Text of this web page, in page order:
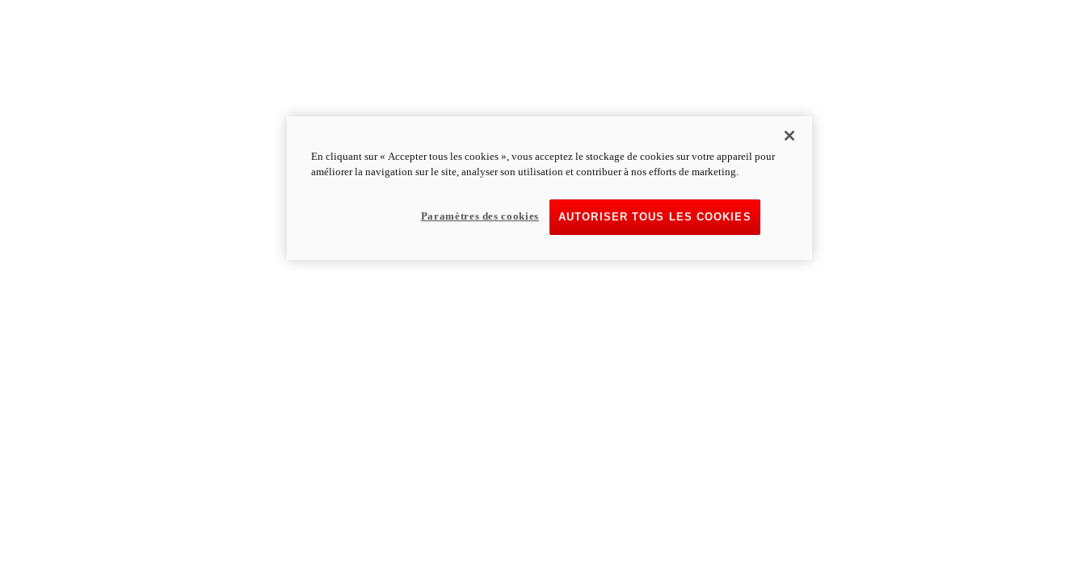
En cliquant sur « Accepter tous les cookies », vous acceptez le stockage de cookies sur votre appareil pour
améliorer la navigation sur le site, analyser son utilisation et contribuer à nos efforts de marketing.
AUTORISER TOUS LES COOKIES
Paramètres des cookies